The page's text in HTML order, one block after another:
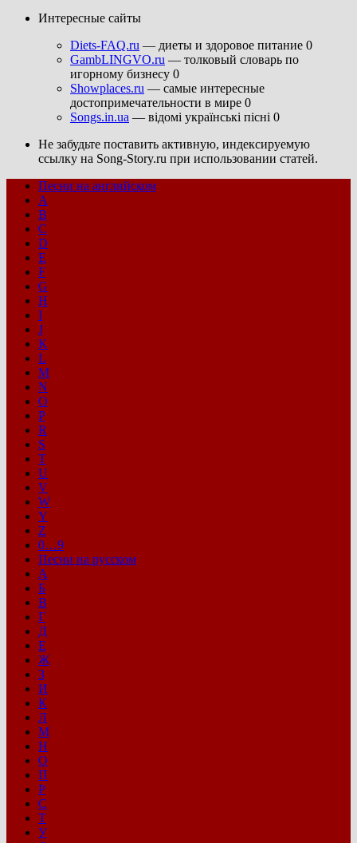
Интересные сайты
Diets-FAQ.ru — диеты и здоровое питание 0
GambLINGVO.ru — толковый словарь по
игорному бизнесу 0
Showplaces.ru — самые интересные
достопримечательности в мире 0
Songs.in.ua — відомі українські пісні 0
Не забудьте поставить активную, индексируемую
ссылку на Song-Story.ru при использовании статей.
Песни на английском
A
B
C
D
E
F
G
H
I
J
K
L
M
N
O
P
R
S
T
U
V
W
Y
Z
0…9
Песни на русском
А
Б
В
Г
Д
Е
Ж
З
И
К
Л
М
Н
О
П
Р
С
Т
У